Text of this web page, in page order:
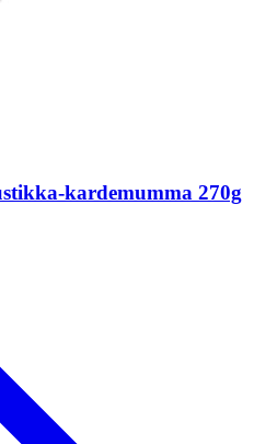
kardemumma 270g